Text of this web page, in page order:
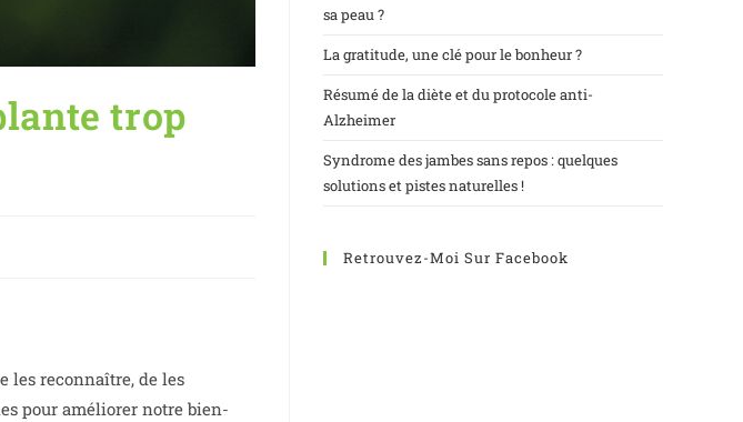
trop
les reconnaître, de les
pour améliorer notre bien-
sa peau ?
La gratitude, une clé pour le bonheur ?
Résumé de la diète et du protocole anti-
Alzheimer
Syndrome des jambes sans repos : quelques
solutions et pistes naturelles !
Retrouvez-Moi Sur Facebook